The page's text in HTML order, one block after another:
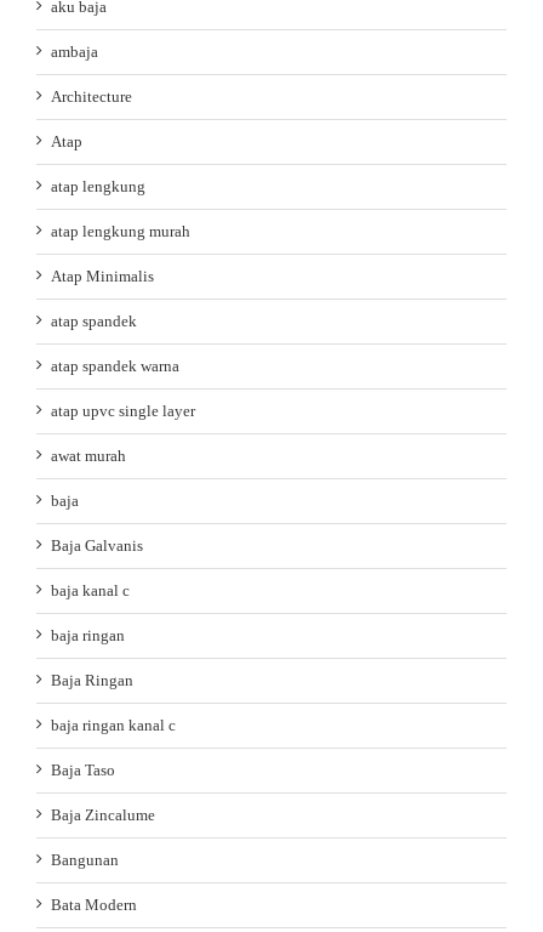
aku baja
ambaja
Architecture
Atap
atap lengkung
atap lengkung murah
Atap Minimalis
atap spandek
atap spandek warna
atap upvc single layer
awat murah
baja
Baja Galvanis
baja kanal c
baja ringan
Baja Ringan
baja ringan kanal c
Baja Taso
Baja Zincalume
Bangunan
Bata Modern